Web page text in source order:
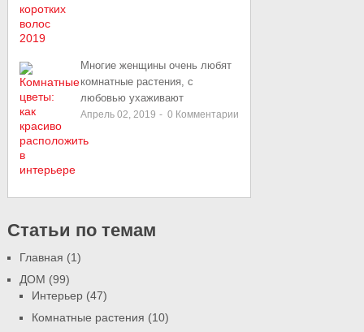
Многие женщины очень любят
комнатные растения, с
любовью ухаживают
Апрель 02, 2019 - 0 Комментарии
Статьи по темам
Главная (1)
ДОМ (99)
Интерьер(47)
Комнатные растения (10)